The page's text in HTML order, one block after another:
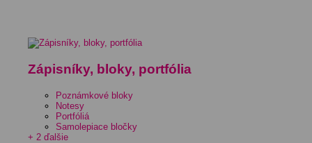
Zápisníky, bloky, portfólia
Poznámkové bloky
Notesy
Portfóliá
Samolepiace bločky
+ 2 ďalšie